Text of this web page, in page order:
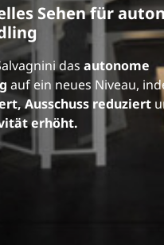
Sehen für
das autonome
auf ein neues Niveau,
Ausschuss reduziert
erhöht.